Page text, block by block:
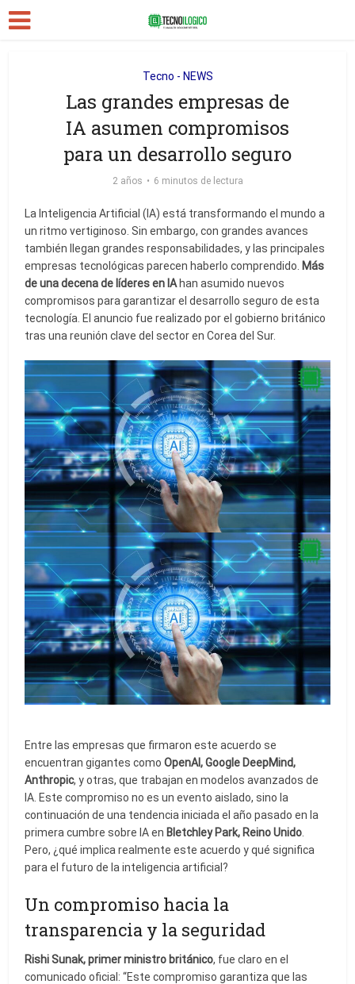
Tecno - NEWS
Las grandes empresas de
IA asumen compromisos
para un desarrollo seguro
2 años 6 minutos de lectura
La Inteligencia Artificial (IA) está transformando el mundo a
un ritmo vertiginoso. Sin embargo, con grandes avances
también llegan grandes responsabilidades, y las principales
empresas tecnológicas parecen haberlo comprendido. Más
de una decena de líderes en IA han asumido nuevos
compromisos para garantizar el desarrollo seguro de esta
tecnología. El anuncio fue realizado por el gobierno británico
tras una reunión clave del sector en Corea del Sur.
Entre las empresas que firmaron este acuerdo se
encuentran gigantes comoOpenAI, Google DeepMind,
Anthropic, y otras, que trabajan en modelos avanzados de
IA. Este compromiso no es un evento aislado, sino la
continuación de una tendencia iniciada el año pasado en la
primera cumbre sobre IA en Bletchley Park, Reino Unido
Pero, ¿qué implica realmente este acuerdo y qué significa
para el futuro de la inteligencia artificial?
Un compromiso hacia la
transparencia y la seguridad
Rishi Sunak, primer ministro británico, fue claro en el
comunicado oficial: “Este compromiso garantiza que las